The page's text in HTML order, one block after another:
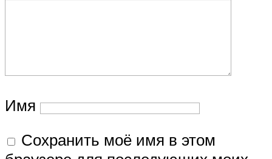
Имя
Сохранить моё имя в этом